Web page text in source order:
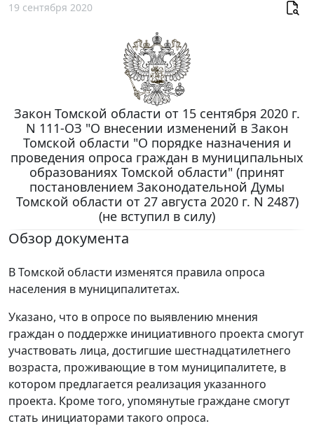
19 сентября 2020
Закон Томской области от 15 сентября 2020 г.
N 111-ОЗ "О внесении изменений в Закон
Томской области "О порядке назначения и
проведения опроса граждан в муниципальных
образованиях Томской области" (принят
постановлением Законодательной Думы
Томской области от 27 августа 2020 г. N 2487)
(не вступил в силу)
Обзор документа
В Томской области изменятся правила опроса
населения в муниципалитетах.
Указано, что в опросе по выявлению мнения
граждан о поддержке инициативного проекта смогут
участвовать лица, достигшие шестнадцатилетнего
возраста, проживающие в том муниципалитете, в
котором предлагается реализация указанного
проекта. Кроме того, упомянутые граждане смогут
стать инициаторами такого опроса.